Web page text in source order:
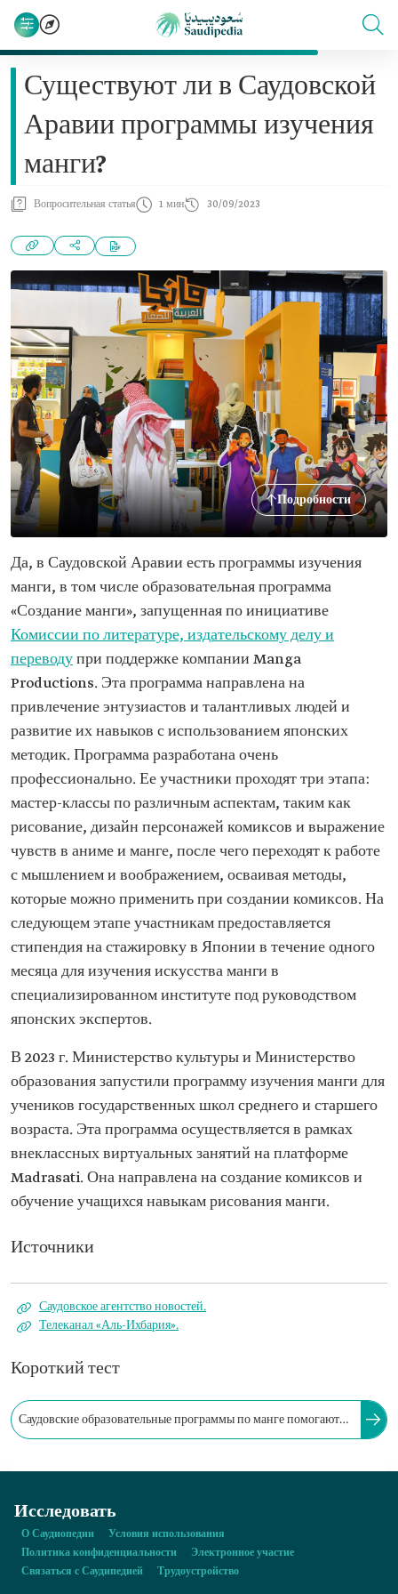
Существуют ли в Саудовской
Аравии программы изучения
манги?
Вопросительная статья 1 мин 30/09/2023
Подробности
Да, в Саудовской Аравии есть программы изучения
манги, в том числе образовательная программа
«Создание манги», запущенная по инициативе
Комиссии по литературе, издательскому делу и
переводупри поддержке компании Manga
Productions. Эта программа направлена на
привлечение энтузиастов и талантливых людей и
развитие их навыков с использованием японских
методик. Программа разработана очень
профессионально. Ее участники проходят три этапа:
мастер-классы по различным аспектам, таким как
рисование, дизайн персонажей комиксов и выражение
чувств в аниме и манге, после чего переходят к работе
с мышлением и воображением, осваивая методы,
которые можно применить при создании комиксов. На
следующем этапе участникам предоставляется
стипендия на стажировку в Японии в течение одного
месяца для изучения искусства манги в
специализированном институте под руководством
японских экспертов.
В 2023 г. Министерство культуры и Министерство
образования запустили программу изучения манги для
учеников государственных школ среднего и старшего
возраста. Эта программа осуществляется в рамках
внеклассных виртуальных занятий на платформе
Madrasati. Она направлена на создание комиксов и
обучение учащихся навыкам рисования манги.
Источники
Саудовское агентство новостей.
Телеканал «Аль-Ихбария».
Короткий тест
Саудовские образовательные программы по манге помогают
Исследовать
О Саудиопедии
Условия использования
Политика конфиденциальности
Электронное участие
Связаться с Саудипедией
Трудоустройство